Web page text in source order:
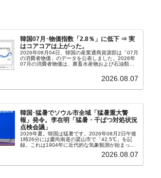
韓国07月･物価指数「2.8％」に低下 ⇒ 実
はコアコアは上がった。
2026年08月04日、韓国の産業通商資源部は「07月
の消費者物価」のデータを公表しました。2026年
07月の消費者物価は、農畜水産物および石油類の
2.8％上昇（06月は3.2％）となり、上昇率は前...
2026.08.07
韓国･猛暑でソウル市全域「猛暑重大警
報」発令。李在明「猛暑・干ばつ対処状況
点検会議」
2026年夏。韓国は猛暑です。2026年08月2日午後
1時26分には慶尚南道の梁山市で「42.5℃」を記
録。これは1904年に近代的な気象観測が始まって
以来の韓国史上最高気温です。08月04日には、ソ
ウル市全域への「猛暑重大警報」が発令され...
2026.08.07